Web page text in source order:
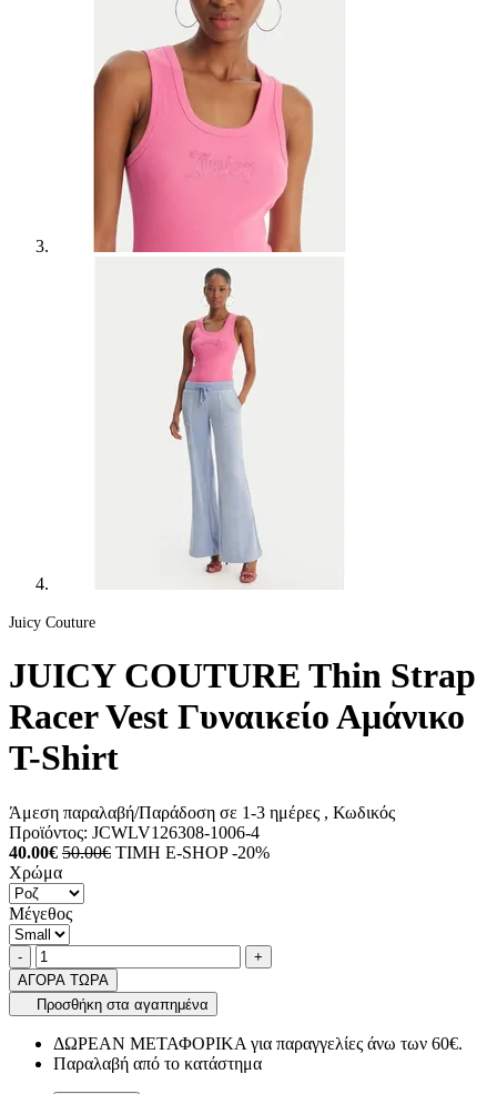
Juicy Couture
JUICY COUTURE Thin Strap
Racer Vest Γυναικείο Αμάνικο
T-Shirt
Άμεση παραλαβή/Παράδοση σε 1-3 ημέρες , Κωδικός
Προϊόντος: JCWLV126308-1006-4
40.00€ 50.00€ ΤΙΜΗ E-SHOP -20%
Χρώμα
Μέγεθος
Ποσότητα
-product.increase.quantity +
ΑΓΟΡΑ ΤΩΡΑ
Προσθήκη στα αγαπημένα
ΔΩΡΕΑΝ ΜΕΤΑΦΟΡΙΚΑ για παραγγελίες άνω των 60€.
Παραλαβή από το κατάστημα